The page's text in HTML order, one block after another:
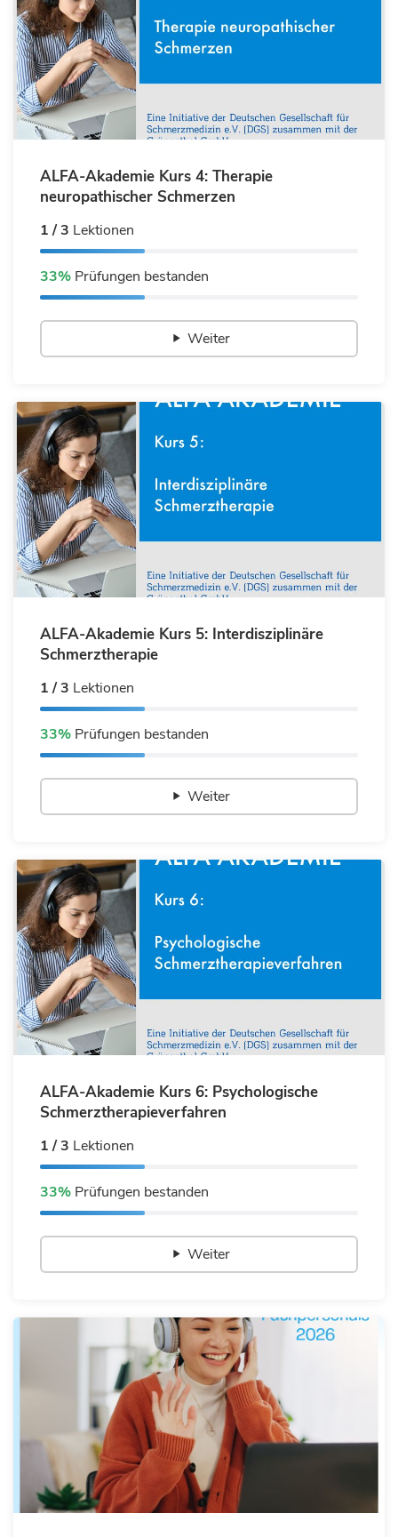
ALFA-Akademie Kurs 4: Therapie
neuropathischer Schmerzen
1 / 3 Lektionen
33% Prüfungen bestanden
Weiter
ALFA-Akademie Kurs 5: Interdisziplinäre
Schmerztherapie
1 / 3 Lektionen
33% Prüfungen bestanden
Weiter
ALFA-Akademie Kurs 6: Psychologische
Schmerztherapieverfahren
1 / 3 Lektionen
33% Prüfungen bestanden
Weiter